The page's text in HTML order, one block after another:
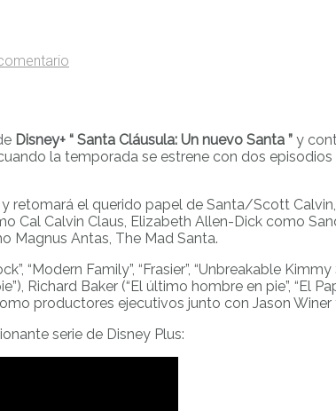
Disney+ “ Santa Cláusula: Un nuevo Santa ” y
la temporada se estrene con dos
retomará el querido papel de Santa/Scott
Cal Calvin Claus, Elizabeth Allen-Dick como
Magnus Antas, The Mad Santa.
“Modern Family”, “Frasier”, “Unbreakable
Richard Baker (“El último hombre en pie”, “El
como productores ejecutivos junto con Jason
serie de Disney Plus: